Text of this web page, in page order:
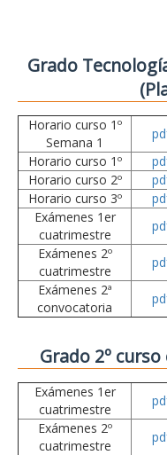
Grado
Horario curso 1º
Semana 1
Horario curso 1º
Horario curso 2º
Horario curso 3º
Exámenes 1er
cuatrimestre
Exámenes 2º
cuatrimestre
Exámenes 2ª
convocatoria
Grado 2º
Exámenes 1er
cuatrimestre
Exámenes 2º
cuatrimestre